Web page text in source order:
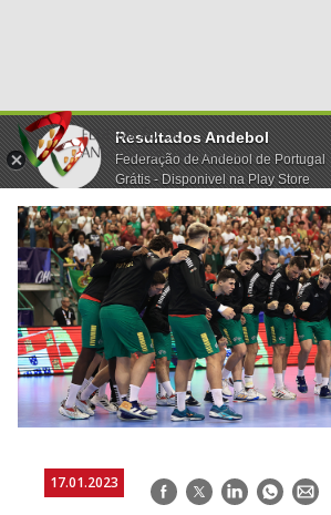
Resultados Andebol
Federação de Andebol de Portugal
Grátis - Disponivel na Play Store
17.01.2023 Facebook
TwitterLinkedInWhatsApp
E-